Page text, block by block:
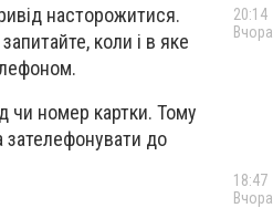
насторожитися.
коли і в яке
чи номер картки. Тому
зателефонувати до
20:14
Вчора
18:47
Вчора